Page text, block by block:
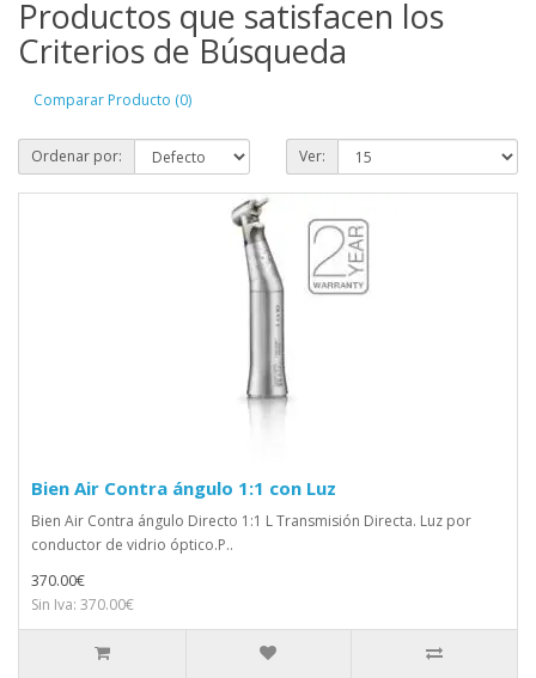
Productos que satisfacen los
Criterios de Búsqueda
Comparar Producto (0)
Ordenar por: Ver:
Bien Air Contra ángulo 1:1 con Luz
Bien Air Contra ángulo Directo 1:1 L Transmisión Directa. Luz por
conductor de vidrio óptico.P..
370.00€
Sin Iva: 370.00€